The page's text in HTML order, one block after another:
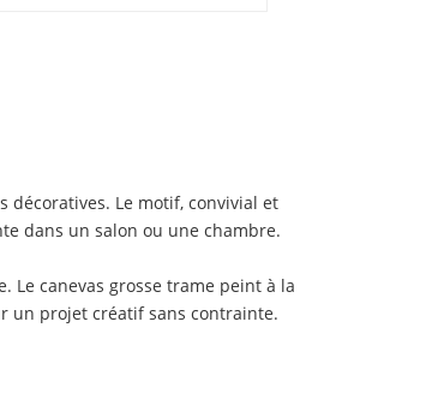
Le motif, convivial et
dans un salon ou une chambre.
Le canevas grosse trame peint à la
un projet créatif sans contrainte.